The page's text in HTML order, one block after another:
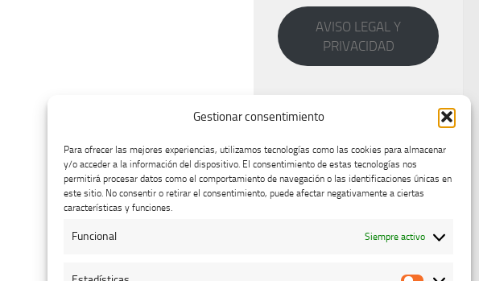
Gestionar consentimiento
Para ofrecer las mejores experiencias, utilizamos tecnologías como las cookies para almacenar
y/o acceder a la información del dispositivo. El consentimiento de estas tecnologías nos
permitirá procesar datos como el comportamiento de navegación o las identificaciones únicas en
este sitio. No consentir o retirar el consentimiento, puede afectar negativamente a ciertas
características y funciones.
Funcional Siempre activo
AVISO LEGAL Y
PRIVACIDAD